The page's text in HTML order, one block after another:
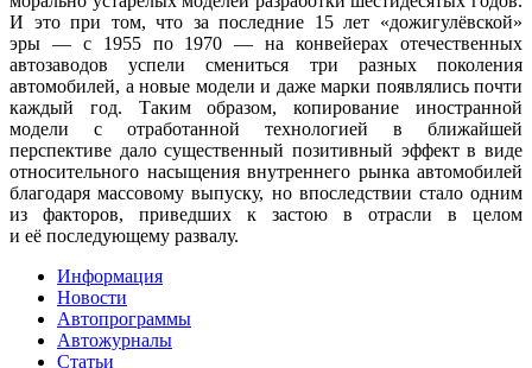
И это при том, что за последние 15 лет «дожигулёвской»
эры — с 1955 по 1970 — на конвейерах отечественных
автозаводов успели смениться три разных поколения
автомобилей, а новые модели и даже марки появлялись почти
каждый год. Таким образом, копирование иностранной
модели с отработанной технологией в ближайшей
перспективе дало существенный позитивный эффект в виде
относительного насыщения внутреннего рынка автомобилей
благодаря массовому выпуску, но впоследствии стало одним
из факторов, приведших к застою в отрасли в целом
и её последующему развалу.
Информация
Новости
Автопрограммы
Автожурналы
Статьи